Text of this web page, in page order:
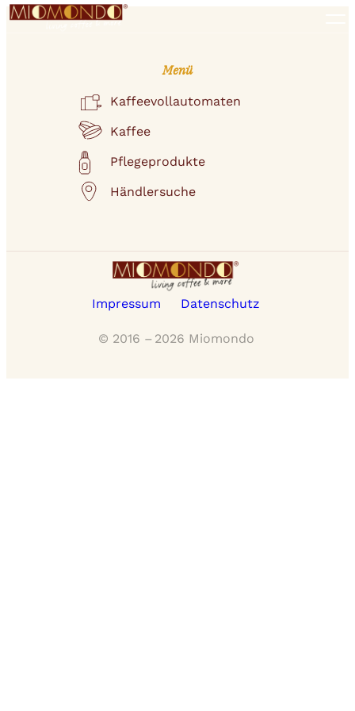
Zum
Händlersuche
Menü
Kaffeevollautomaten
Kaffee
Pflegeprodukte
Händlersuche
© 2016 – 2026 Miomondo
Impressum Datenschutz